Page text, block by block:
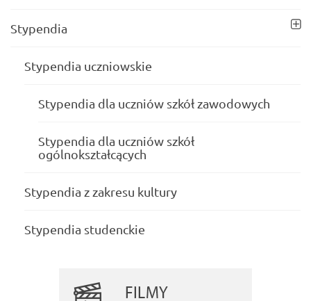
Stypendia
Stypendia uczniowskie
Stypendia dla uczniów szkół zawodowych
Stypendia dla uczniów szkół
ogólnokształcących
Stypendia z zakresu kultury
Stypendia studenckie